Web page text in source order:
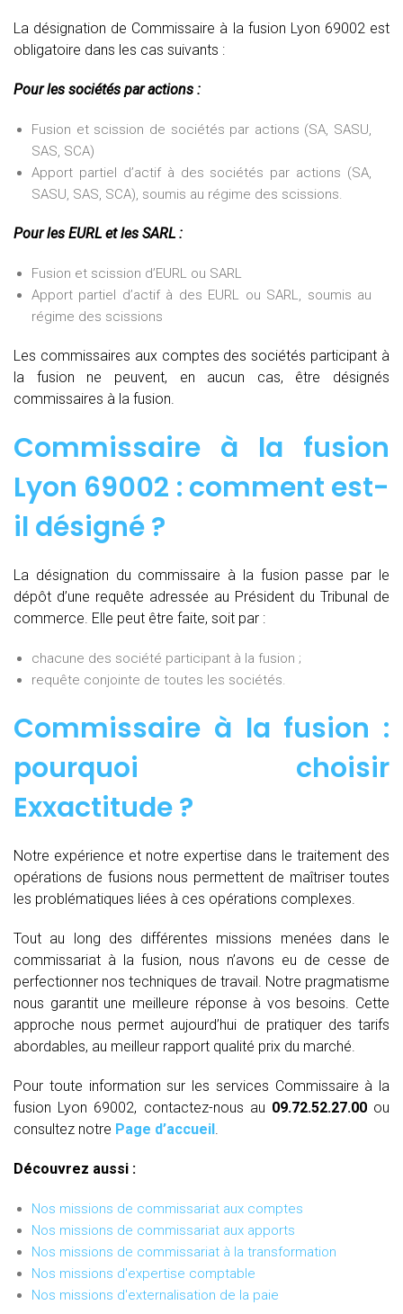
La désignation de Commissaire à la fusion Lyon 69002 est
obligatoire dans les cas suivants :
Pour les sociétés par actions :
Fusion et scission de sociétés par actions (SA, SASU,
SAS, SCA)
Apport partiel d’actif à des sociétés par actions (SA,
SASU, SAS, SCA), soumis au régime des scissions.
Pour les EURL et les SARL :
Fusion et scission d’EURL ou SARL
Apport partiel d’actif à des EURL ou SARL, soumis au
régime des scissions
Les commissaires aux comptes des sociétés participant à
la fusion ne peuvent, en aucun cas, être désignés
commissaires à la fusion.
Commissaire à la fusion
Lyon 69002 : comment est-
il désigné ?
La désignation du commissaire à la fusion passe par le
dépôt d’une requête adressée au Président du Tribunal de
commerce. Elle peut être faite, soit par :
chacune des société participant à la fusion ;
requête conjointe de toutes les sociétés.
Commissaire à la fusion :
pourquoi choisir
Exxactitude ?
Notre expérience et notre expertise dans le traitement des
opérations de fusions nous permettent de maîtriser toutes
les problématiques liées à ces opérations complexes.
Tout au long des différentes missions menées dans le
commissariat à la fusion, nous n’avons eu de cesse de
perfectionner nos techniques de travail. Notre pragmatisme
nous garantit une meilleure réponse à vos besoins. Cette
approche nous permet aujourd’hui de pratiquer des tarifs
abordables, au meilleur rapport qualité prix du marché.
Pour toute information sur les services Commissaire à la
fusion Lyon 69002, contactez-nous au 09.72.52.27.00ou
consultez notre Page d’accueil
Découvrez aussi :
Nos missions de commissariat aux comptes
Nos missions de commissariat aux apports
Nos missions de commissariat à la transformation
Nos missions d'expertise comptable
Nos missions d'externalisation de la paie